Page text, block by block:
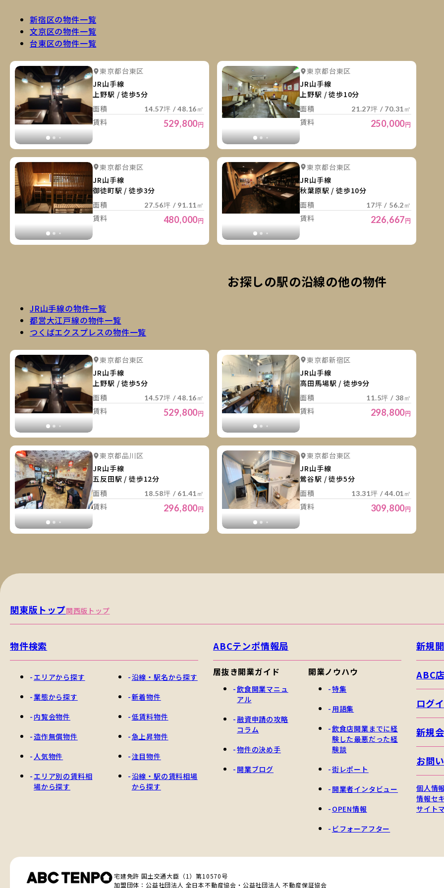
新宿区の物件一覧
文京区の物件一覧
台東区の物件一覧
詳細を見る 詳細を見る 詳細を見る
東京都台東区
JR山手線
上野駅 / 徒歩5分
面積
14.57坪 / 48.16㎡
賃料 529,800円
詳細を見る 詳細を見る
東京都台東区
JR山手線
上野駅 / 徒歩10分
面積
21.27坪 / 70.31㎡
賃料 250,000円
詳細を見る 詳細を見る 詳細を見る
東京都台東区
JR山手線
御徒町駅 / 徒歩3分
面積
27.56坪 / 91.11㎡
賃料 480,000円
詳細を見る 詳細を見る
東京都台東区
JR山手線
秋葉原駅 / 徒歩10分
面積
17坪 / 56.2㎡
賃料 226,667円
お探しの駅の沿線の他の物件
JR山手線の物件一覧
都営大江戸線の物件一覧
つくばエクスプレスの物件一覧
詳細を見る 詳細を見る 詳細を見る
東京都台東区
JR山手線
上野駅 / 徒歩5分
面積
14.57坪 / 48.16㎡
賃料 529,800円
詳細を見る 詳細を見る
東京都新宿区
JR山手線
高田馬場駅 / 徒歩9分
面積
11.5坪 / 38㎡
賃料 298,800円
詳細を見る 詳細を見る 詳細を見る
東京都品川区
JR山手線
五反田駅 / 徒歩12分
面積
18.58坪 / 61.41㎡
賃料 296,800円
詳細を見る 詳細を見る
東京都台東区
JR山手線
鶯谷駅 / 徒歩5分
面積
13.31坪 / 44.01㎡
賃料 309,800円
関東版トップ関西版トップ
物件検索
エリアから探す
業態から探す
内覧会物件
造作無償物件
人気物件
エリア別の賃料相
場から探す
沿線・駅名から探す
新着物件
低賃料物件
急上昇物件
注目物件
沿線・駅の賃料相場
から探す
ABCテンポ情報局
居抜き開業ガイド
飲食開業マニュ
アル
融資申請の攻略
コラム
物件の決め手
開業ブログ
開業ノウハウ
特集
用語集
飲食店開業までに経
験した最悪だった経
験談
街レポート
開業者インタビュー
OPEN情報
ビフォーアフター
新規
ABC
ログ
新規
お問
個人情
情報セ
サイト
宅建免許 国土交通大臣（1）第10570号
加盟団体：公益社団法人 全日本不動産協会・公益社団法人 不動産保証協会